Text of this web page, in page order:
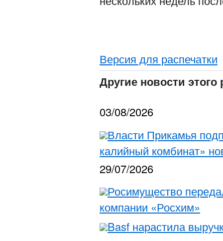
Версия для распечатки
Другие новости этого
03/08/2026
Власти Прикамья
калийный комбинат»
29/07/2026
Росимущество
компании «Росхим»
Basf нарастила